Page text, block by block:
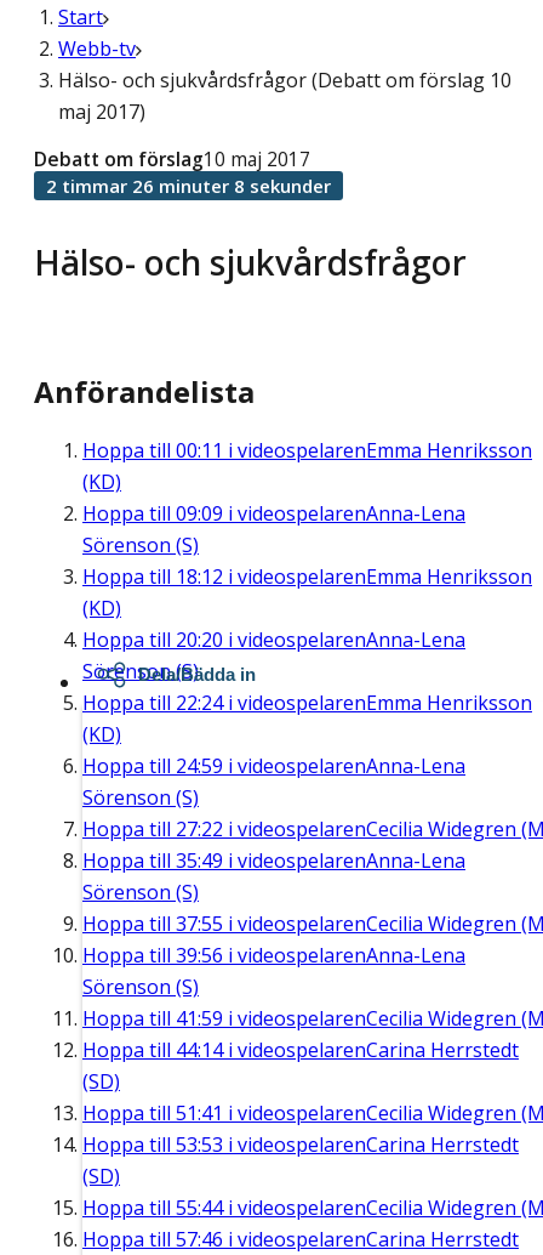
Start
Webb-tv
Hälso- och sjukvårdsfrågor (Debatt om förslag 10
maj 2017)
Hälso- och sjukvårdsfrågor
Debatt om förslag10 maj 2017
2 timmar 26 minuter 8 sekunder
Anförandelista
Hoppa till 00:11 i videospelarenEmma Henriksson
(KD)
Hoppa till 09:09 i videospelarenAnna-Lena
Sörenson (S)
Hoppa till 18:12 i videospelarenEmma Henriksson
(KD)
Hoppa till 20:20 i videospelarenAnna-Lena
Sörenson (S)
Hoppa till 22:24i videospelarenEmma Henriksson
(KD)
Hoppa till 24:59 i videospelarenAnna-Lena
Sörenson (S)
Hoppa till 27:22 i videospelarenCecilia Widegren
Hoppa till 35:49 i videospelarenAnna-Lena
Sörenson (S)
Hoppa till 37:55 i videospelarenCecilia Widegren
Hoppa till 39:56 i videospelarenAnna-Lena
Sörenson (S)
Hoppa till 41:59 i videospelarenCecilia Widegren
Hoppa till 44:14i videospelarenCarina Herrstedt
(SD)
Hoppa till 51:41 i videospelarenCecilia Widegren
Hoppa till 53:53 i videospelarenCarina Herrstedt
(SD)
Hoppa till 55:44i videospelarenCecilia Widegren
Hoppa till 57:46 i videospelarenCarina Herrstedt
Dela/Bädda in